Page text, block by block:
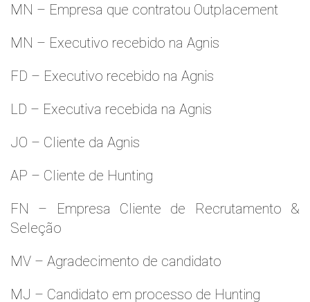
MN – Empresa que contratou Outplacement
MN – Executivo recebido na Agnis
FD – Executivo recebido na Agnis
LD – Executiva recebida na Agnis
JO – Cliente da Agnis
AP – Cliente de Hunting
FN – Empresa Cliente de Recrutamento &
Seleção
MV – Agradecimento de candidato
MJ – Candidato em processo de Hunting